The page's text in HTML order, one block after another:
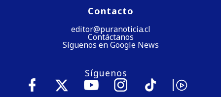
Contacto
editor@puranoticia.cl
Contáctanos
Síguenos en Google News
Síguenos